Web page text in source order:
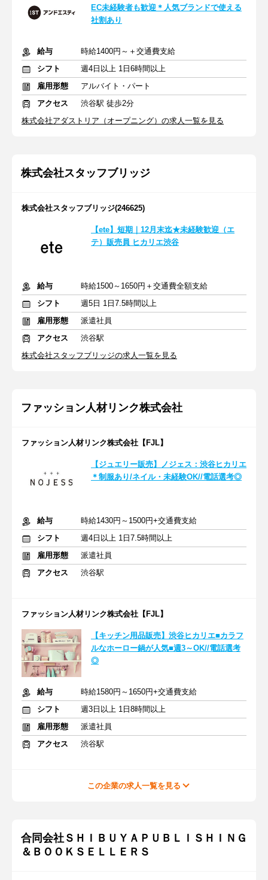
EC未経験者も歓迎＊人気ブランドで使える
社割あり
給与
時給1400円～＋交通費支給
シフト
週4日以上 1日6時間以上
雇用形態
アルバイト・パート
アクセス
渋谷駅 徒歩2分
株式会社アダストリア（オープニング）の求人一覧を見る
株式会社スタッフブリッジ
株式会社スタッフブリッジ(246625)
【ete】短期｜12月末迄★未経験歓迎（エ
テ）販売員 ヒカリエ渋谷
給与
時給1500～1650円＋交通費全額支給
シフト
週5日 1日7.5時間以上
雇用形態
派遣社員
アクセス
渋谷駅
株式会社スタッフブリッジの求人一覧を見る
ファッション人材リンク株式会社
ファッション人材リンク株式会社【FJL】
【ジュエリー販売】ノジェス：渋谷ヒカリエ
＊制服あり/ネイル・未経験OK//電話選考◎
給与
時給1430円～1500円+交通費支給
シフト
週4日以上 1日7.5時間以上
雇用形態
派遣社員
アクセス
渋谷駅
ファッション人材リンク株式会社【FJL】
【キッチン用品販売】渋谷ヒカリエ■カラフ
ルなホーロー鍋が人気■週3～OK//電話選考
◎
給与
時給1580円～1650円+交通費支給
シフト
週3日以上 1日8時間以上
雇用形態
派遣社員
アクセス
渋谷駅
この企業の求人一覧を見る
合同会社ＳＨＩＢＵＹＡＰＵＢＬＩＳＨＩＮＧ
＆ＢＯＯＫＳＥＬＬＥＲＳ